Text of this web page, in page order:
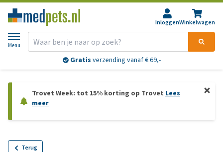
InloggenWinkelwagen
Menu
Gratis verzending vanaf € 69,-
Trovet Week: tot 15% korting op Trovet Lees
meer
Terug